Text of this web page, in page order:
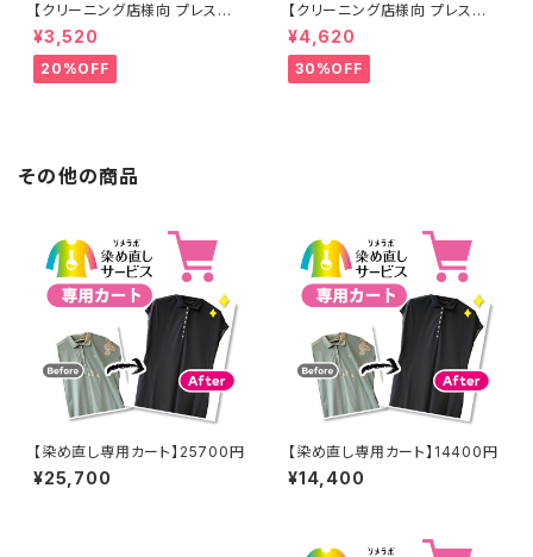
【クリーニング店様向 プレス加
工なし】綿100% 濃紺染め シャ
ツ 【元色：紺(Navy) - 色あせあ
り】 -染め直し[ネイビー - Nav
y]403-0116
¥3,520
20%OFF
【クリーニング店様向 プレス加
工なし】綿100% エンジ染め ス
カート 【元色：白 - 汚れあり】 -
染め直し[臙脂 - ワインレッド -
くすんだ深みのある赤]403-01
¥4,620
30%OFF
その他の商品
【染め直し専用カート】25700円
¥25,700
【染め直し専用カート】14400円
¥14,400